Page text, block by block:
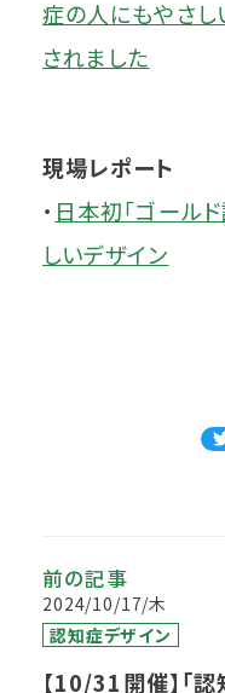
症の人にもやさし
されました
現場レポート
・ 日本初「ゴール
しいデザイン
前の記事
2024/10/17/木
認知症デザイン
【10/31開催】「認